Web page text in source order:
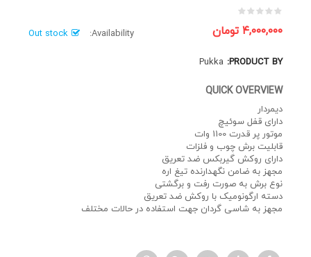
Availability:
Out stock ۴,۰۰۰,۰۰۰ تومان
PRODUCT BY:
Pukka
QUICK OVERVIEW
دیمردار
دارای قفل سوئیچ
موتور پر قدرت 1100 وات
قابلیت برش چوب و فلزات
دارای روکش گیربکس ضد تعریق
مجهز به ضامن نگهدارنده‌ تیغ اره
نوع برش به صورت رفت و برگشتی
دسته ارگونومیک با روکش ضد تعریق
مجهز به شاسی گردان جهت استفاده در حالات مختلف